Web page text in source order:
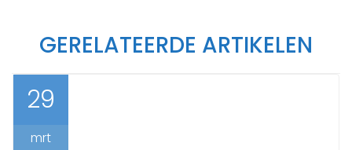
GERELATEERDE ARTIKELEN
29
mrt